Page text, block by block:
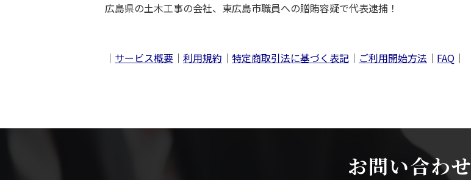
広島県の土木工事の会社、東広島市職員への贈賄容疑で代表逮捕！
｜ サービス概要 ｜ 利用規約 ｜ 特定商取引法に基づく表記 ｜ ご利用開始方法 ｜ FAQ ｜
お問い合わせ